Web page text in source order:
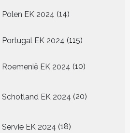
Polen EK 2024 1414
Portugal EK 2024 115115
Roemenië EK 2024 1010
Schotland EK 2024 20
producten
Servië EK 2024 1818